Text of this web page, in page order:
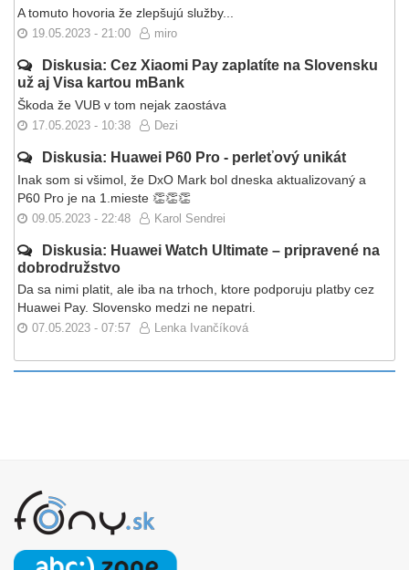
A tomuto hovoria že zlepšujú služby...
19.05.2023 - 21:00 miro
Diskusia: Cez Xiaomi Pay zaplatíte na Slovensku
už aj Visa kartou mBank
Škoda že VUB v tom nejak zaostáva
17.05.2023 - 10:38 Dezi
Diskusia: Huawei P60 Pro - perleťový unikát
Inak som si všimol, že DxO Mark bol dneska aktualizovaný a
P60 Pro je na 1.mieste 👏👏👏
09.05.2023 - 22:48 Karol Sendrei
Diskusia: Huawei Watch Ultimate – pripravené na
dobrodružstvo
Da sa nimi platit, ale iba na trhoch, ktore podporuju platby cez
Huawei Pay. Slovensko medzi ne nepatri.
07.05.2023 - 07:57 Lenka Ivančíková